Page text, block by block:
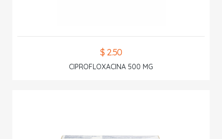
$ 2.50
CIPROFLOXACINA 500 MG